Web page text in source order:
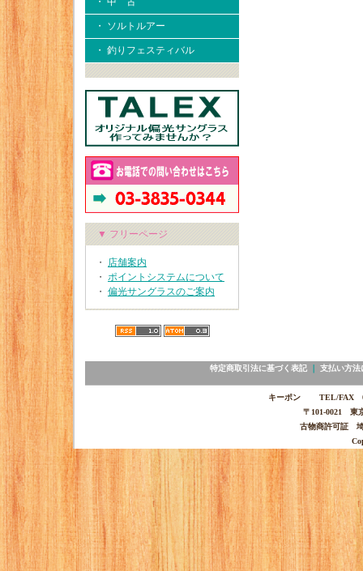
・ ソルトルアー
・ 釣りフェスティバル
▼ フリーページ
・ 店舗案内
・ ポイントシステムについて
・ 偏光サングラスのご案内
特定商取引法に基づく表記｜ 支払い方法
キーポン TEL/FAX
〒101-0021 東
古物商許可証